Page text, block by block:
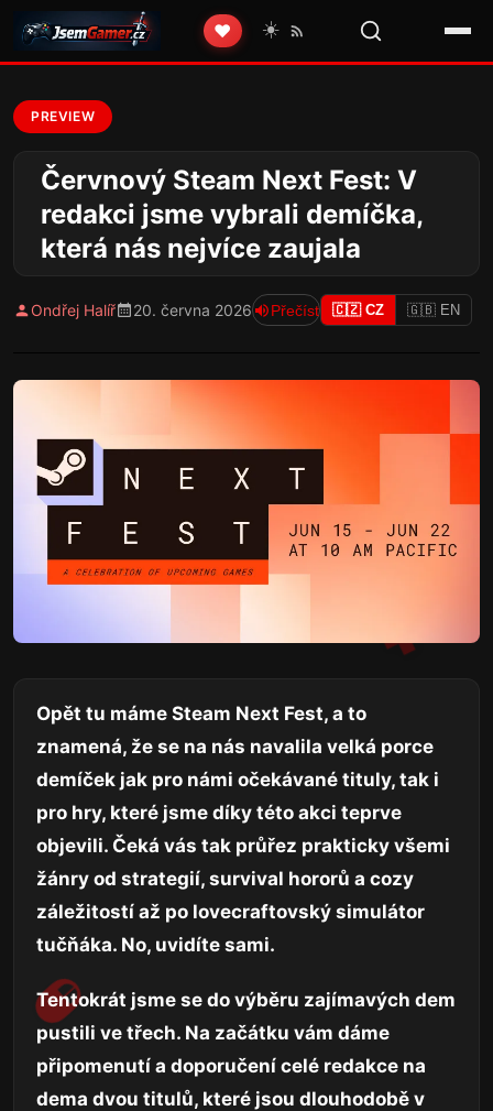
❤️ ☀️
PREVIEW
Červnový Steam Next Fest: V
redakci jsme vybrali demíčka,
která nás nejvíce zaujala
Ondřej Halíř 20. června 2026 Přečíst 🇨🇿 CZ 🇬🇧 EN
Opět tu máme Steam Next Fest, a to
znamená, že se na nás navalila velká porce
demíček jak pro námi očekávané tituly, tak i
pro hry, které jsme díky této akci teprve
objevili. Čeká vás tak průřez prakticky všemi
žánry od strategií, survival hororů a cozy
záležitostí až po lovecraftovský simulátor
tučňáka. No, uvidíte sami.
Tentokrát jsme se do výběru zajímavých dem
pustili ve třech. Na začátku vám dáme
připomenutí a doporučení celé redakce na
dema dvou titulů, které jsou dlouhodobě v